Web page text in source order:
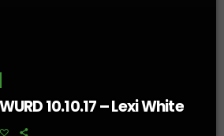
10.10.17 – Lexi White